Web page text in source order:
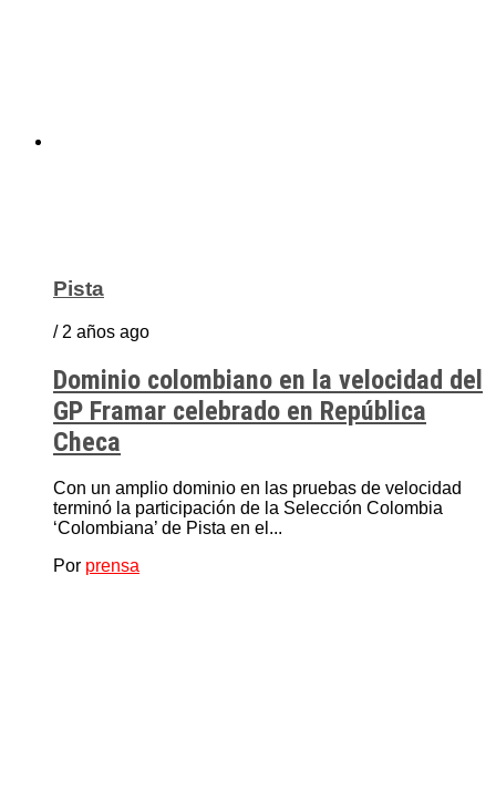
Pista
/ 2 años ago
Dominio colombiano en la velocidad del
GP Framar celebrado en República
Checa
Con un amplio dominio en las pruebas de velocidad
terminó la participación de la Selección Colombia
‘Colombiana’ de Pista en el...
Por prensa